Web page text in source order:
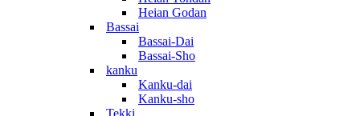
Heian Godan
Bassai
Bassai-Dai
Bassai-Sho
kanku
Kanku-dai
Kanku-sho
Tekki